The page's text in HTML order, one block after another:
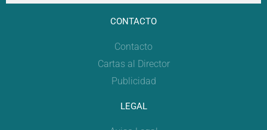
CONTACTO
Contacto
Cartas al Director
Publicidad
LEGAL